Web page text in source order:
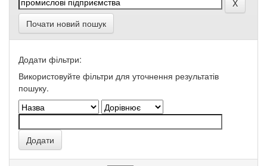
Почати новий пошук
Додати фільтри:
Використовуйте фільтри для уточнення результатів
пошуку.